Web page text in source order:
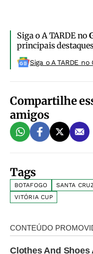
Siga o A TARDE no
principais
Siga o A TARDE
Compartilhe
amigos
Tags
BOTAFOGO SANTA
VITÓRIA CUP